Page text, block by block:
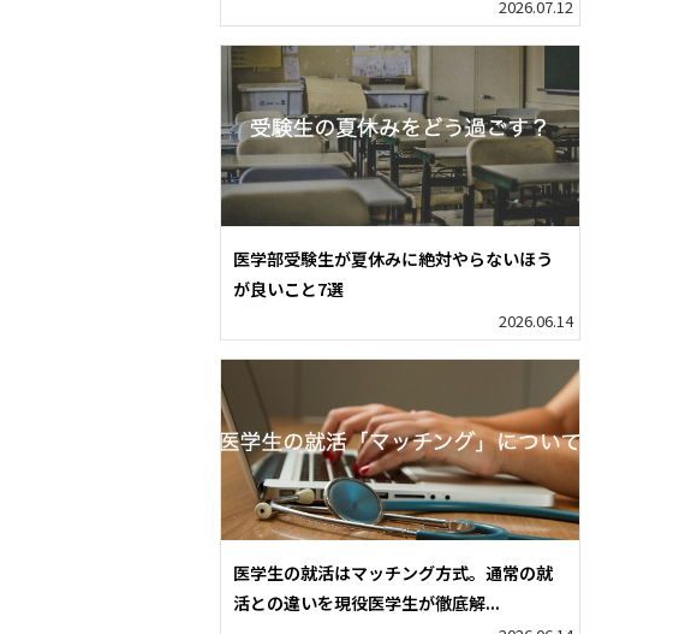
2026.07.12
医学部受験生が夏休みに絶対やらないほう
が良いこと7選
2026.06.14
医学生の就活はマッチング方式。通常の就
活との違いを現役医学生が徹底解...